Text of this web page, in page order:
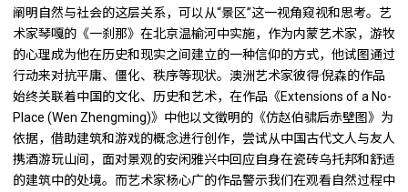
阐明自然与社会的这层关系，可以从“景区”这一视角窥视和思考。艺
术家琴嘎的《一刹那》在北京温榆河中实施，作为内蒙艺术家，游牧
的心理成为他在历史和现实之间建立的一种信仰的方式，他试图通过
行动来对抗平庸、僵化、秩序等现状。澳洲艺术家彼得·倪森的作品
始终关联着中国的文化、历史和艺术，在作品《Extensions of a No-
Place (Wen Zhengming)》中他以文徵明的《仿赵伯骕后赤壁图》为
依据，借助建筑和游戏的概念进行创作，尝试从中国古代文人与友人
携酒游玩山间，面对景观的安闲雅兴中回应自身在瓷砖乌托邦和舒适
的建筑中的处境。而艺术家杨心广的作品警示我们在观看自然过程中